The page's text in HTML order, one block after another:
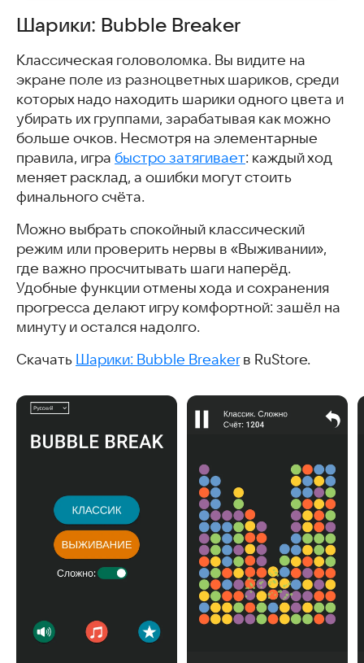
Шарики: Bubble Breaker
Классическая головоломка. Вы видите на
экране поле из разноцветных шариков, среди
которых надо находить шарики одного цвета и
убирать их группами, зарабатывая как можно
больше очков. Несмотря на элементарные
правила, игра быстро затягивает: каждый ход
меняет расклад, а ошибки могут стоить
финального счёта.
Можно выбрать спокойный классический
режим или проверить нервы в «Выживании»,
где важно просчитывать шаги наперёд.
Удобные функции отмены хода и сохранения
прогресса делают игру комфортной: зашёл на
минуту и остался надолго.
Скачать Шарики: Bubble Breakerв RuStore.